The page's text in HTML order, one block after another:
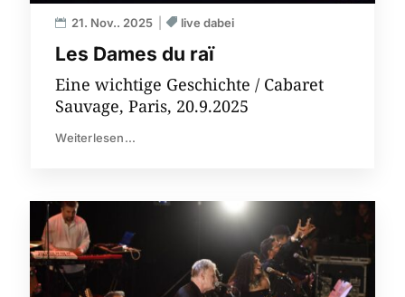
Les Dames du raï
21. Nov.. 2025 live dabei
Eine wichtige Geschichte / Cabaret
Sauvage, Paris, 20.9.2025
Weiterlesen...